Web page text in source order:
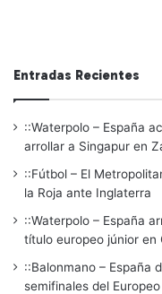
Entradas Recientes
::Waterpolo – España
arrollar a Singapur en
::Fútbol – El
la Roja ante Inglaterra
::Waterpolo – España
título europeo júnior en
::Balonmano – España
semifinales del